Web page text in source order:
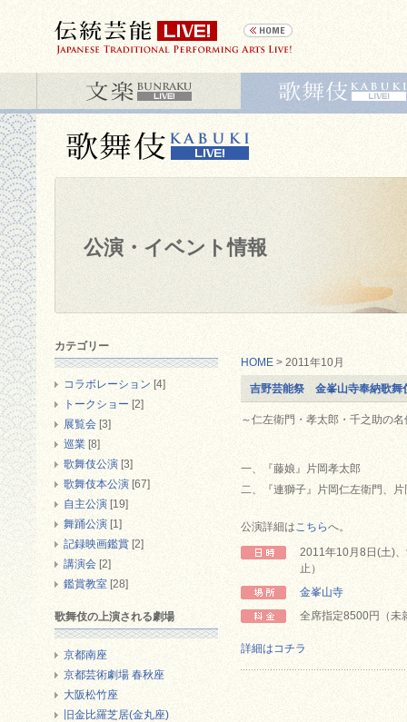
公演・イベント情報
HOME > 2011年10月
吉野芸能祭 金峯山寺奉納歌舞
～仁左衛門・孝太郎・千之助の
一、『藤娘』片岡孝太郎
二、『連獅子』片岡仁左衛門、片
公演詳細はこちらへ。
2011年10月8日(土)
止）
金峯山寺
全席指定8500円（未
詳細はコチラ
カテゴリー
コラボレーション [4]
トークショー [2]
展覧会 [3]
巡業 [8]
歌舞伎公演 [3]
歌舞伎本公演 [67]
自主公演 [19]
舞踊公演 [1]
記録映画鑑賞 [2]
講演会 [2]
鑑賞教室 [28]
歌舞伎の上演される劇場
京都南座
京都芸術劇場 春秋座
大阪松竹座
旧金比羅芝居(金丸座)